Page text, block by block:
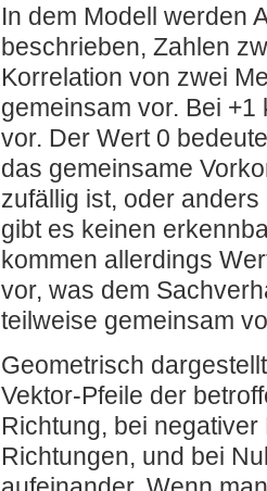
In dem Modell werden
beschrieben, Zahlen
Korrelation von zwei
gemeinsam vor. Bei
vor. Der Wert 0
das gemeinsame
zufällig ist, oder
gibt es keinen
kommen allerdings
vor, was dem
teilweise gemeinsam
Geometrisch
Vektor-Pfeile der
Richtung, bei
Richtungen, und bei